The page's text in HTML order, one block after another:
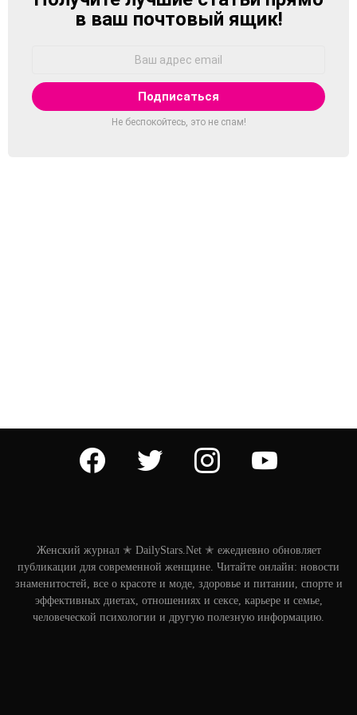
в ваш почтовый ящик!
Не беспокойтесь, это не спам!
facebook twitter instagram
Женский журнал ✭ DailyStars.Net ✭ ежедневно обновляет
публикации для современной женщине. Читайте онлайн: новости
знаменитостей, все о красоте и моде, здоровье и питании, спорте и
эффективных диетах, отношениях и сексе, карьере и семье,
человеческой психологии и другую полезную информацию.